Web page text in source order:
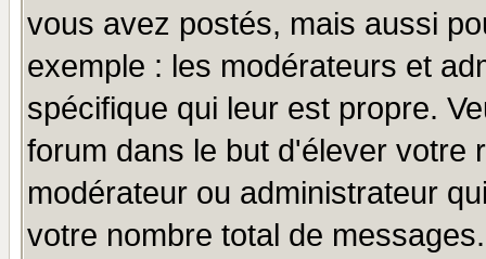
vous avez postés, mais aussi
exemple : les modérateurs et
spécifique qui leur est propre.
forum dans le but d'élever votre
modérateur ou administrateur
votre nombre total de messages.